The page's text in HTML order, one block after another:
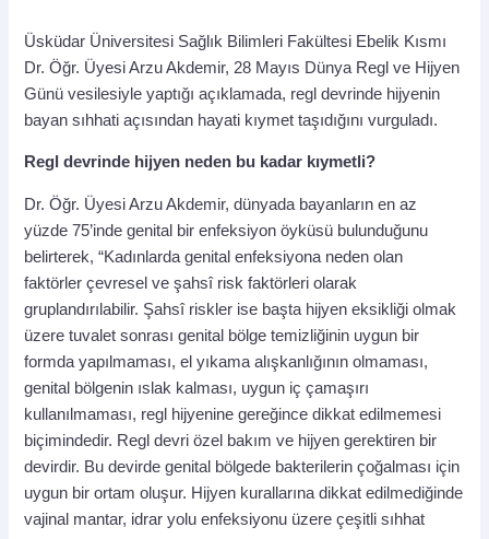
Üsküdar Üniversitesi Sağlık Bilimleri Fakültesi Ebelik Kısmı
Dr. Öğr. Üyesi Arzu Akdemir, 28 Mayıs Dünya Regl ve Hijyen
Günü vesilesiyle yaptığı açıklamada, regl devrinde hijyenin
bayan sıhhati açısından hayati kıymet taşıdığını vurguladı.
Regl devrinde hijyen neden bu kadar kıymetli?
Dr. Öğr. Üyesi Arzu Akdemir, dünyada bayanların en az
yüzde 75’inde genital bir enfeksiyon öyküsü bulunduğunu
belirterek, “Kadınlarda genital enfeksiyona neden olan
faktörler çevresel ve şahsî risk faktörleri olarak
gruplandırılabilir. Şahsî riskler ise başta hijyen eksikliği olmak
üzere tuvalet sonrası genital bölge temizliğinin uygun bir
formda yapılmaması, el yıkama alışkanlığının olmaması,
genital bölgenin ıslak kalması, uygun iç çamaşırı
kullanılmaması, regl hijyenine gereğince dikkat edilmemesi
biçimindedir. Regl devri özel bakım ve hijyen gerektiren bir
devirdir. Bu devirde genital bölgede bakterilerin çoğalması için
uygun bir ortam oluşur. Hijyen kurallarına dikkat edilmediğinde
vajinal mantar, idrar yolu enfeksiyonu üzere çeşitli sıhhat